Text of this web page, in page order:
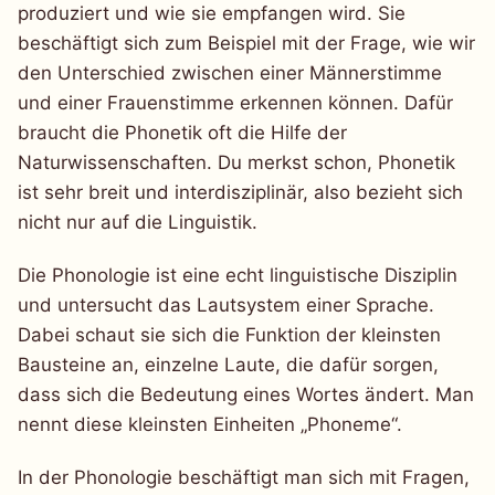
produziert und wie sie empfangen wird. Sie
beschäftigt sich zum Beispiel mit der Frage, wie wir
den Unterschied zwischen einer Männerstimme
und einer Frauenstimme erkennen können. Dafür
braucht die Phonetik oft die Hilfe der
Naturwissenschaften. Du merkst schon, Phonetik
ist sehr breit und interdisziplinär, also bezieht sich
nicht nur auf die Linguistik.
Die Phonologie ist eine echt linguistische Disziplin
und untersucht das Lautsystem einer Sprache.
Dabei schaut sie sich die Funktion der kleinsten
Bausteine an, einzelne Laute, die dafür sorgen,
dass sich die Bedeutung eines Wortes ändert. Man
nennt diese kleinsten Einheiten „Phoneme“.
In der Phonologie beschäftigt man sich mit Fragen,